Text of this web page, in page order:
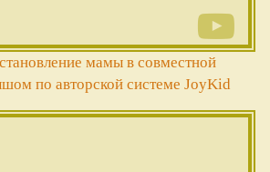
мамы в совместной
по авторской системе JoyKid